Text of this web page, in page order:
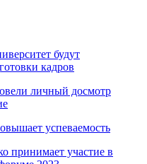
будут
кадров
личный досмотр
успеваемость
участие в